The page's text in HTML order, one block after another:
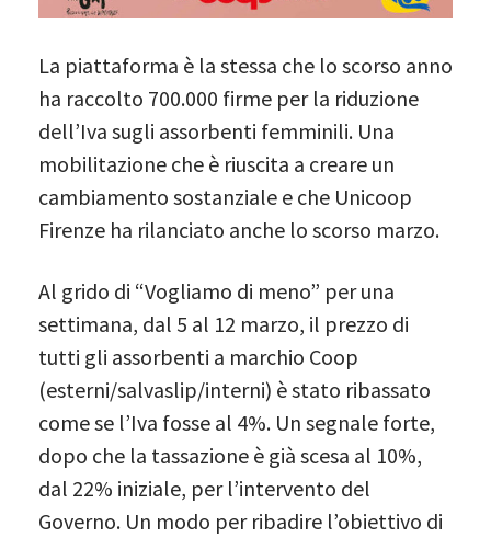
La piattaforma è la stessa che lo scorso anno
ha raccolto 700.000 firme per la riduzione
dell’Iva sugli assorbenti femminili. Una
mobilitazione che è riuscita a creare un
cambiamento sostanziale e che Unicoop
Firenze ha rilanciato anche lo scorso marzo.
Al grido di “Vogliamo di meno” per una
settimana, dal 5 al 12 marzo, il prezzo di
tutti gli assorbenti a marchio Coop
(esterni/salvaslip/interni) è stato ribassato
come se l’Iva fosse al 4%. Un segnale forte,
dopo che la tassazione è già scesa al 10%,
dal 22% iniziale, per l’intervento del
Governo. Un modo per ribadire l’obiettivo di